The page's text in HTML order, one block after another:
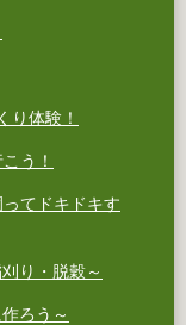
体験！
う！
てドキドキす
り・脱穀～
ろう～